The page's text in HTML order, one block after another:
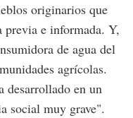
originarios que
previa e informada. Y,
de agua del
agrícolas.
desarrollado en un
social muy grave".